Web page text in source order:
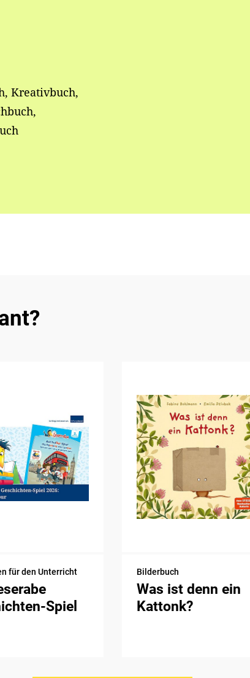
Kreativbuch,
für den Unterricht
Spiel
Bilderbuch
Was ist denn ein
Kattonk?